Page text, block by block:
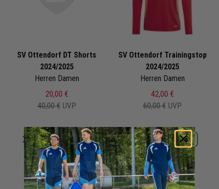
SV Ottendorf DT Shorts
2024/2025
Herren Damen
20,00 €
40,00 € UVP
Details Merken
+ 0 Interessenten
SV Ottendorf Trainingstop
2024/2025
Herren Damen
42,00 €
60,00 € UVP
Details Merken
+ 0 Interessenten